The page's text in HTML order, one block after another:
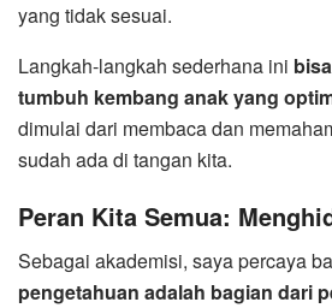
yang tidak sesuai.
Langkah-langkah sederhana ini
tumbuh kembang anak yang
dimulai dari membaca dan
sudah ada di tangan kita.
Peran Kita Semua:
Sebagai akademisi, saya percaya
pengetahuan adalah bagian dari